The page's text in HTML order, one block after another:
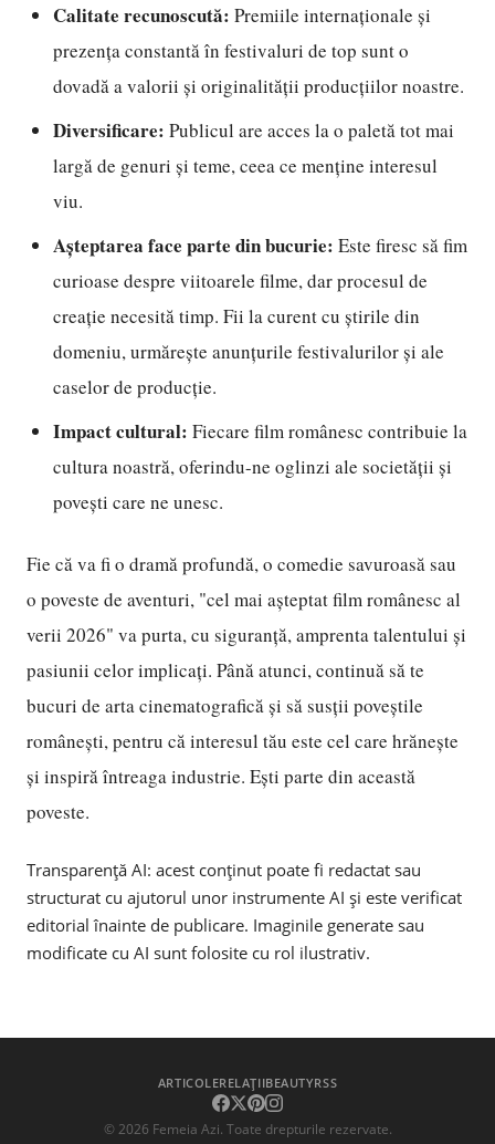
Calitate recunoscută: Premiile internaționale și
prezența constantă în festivaluri de top sunt o
dovadă a valorii și originalității producțiilor noastre.
Diversificare: Publicul are acces la o paletă tot mai
largă de genuri și teme, ceea ce menține interesul
viu.
Așteptarea face parte din bucurie: Este firesc să fim
curioase despre viitoarele filme, dar procesul de
creație necesită timp. Fii la curent cu știrile din
domeniu, urmărește anunțurile festivalurilor și ale
caselor de producție.
Impact cultural: Fiecare film românesc contribuie la
cultura noastră, oferindu-ne oglinzi ale societății și
povești care ne unesc.
Fie că va fi o dramă profundă, o comedie savuroasă sau
o poveste de aventuri, "cel mai așteptat film românesc al
verii 2026" va purta, cu siguranță, amprenta talentului și
pasiunii celor implicați. Până atunci, continuă să te
bucuri de arta cinematografică și să susții poveștile
românești, pentru că interesul tău este cel care hrănește
și inspiră întreaga industrie. Ești parte din această
poveste.
Transparență AI: acest conținut poate fi redactat sau
structurat cu ajutorul unor instrumente AI și este verificat
editorial înainte de publicare. Imaginile generate sau
modificate cu AI sunt folosite cu rol ilustrativ.
ARTICOLERELAȚIIBEAUTYRSS
©2026 Femeia Azi. Toate drepturile rezervate.